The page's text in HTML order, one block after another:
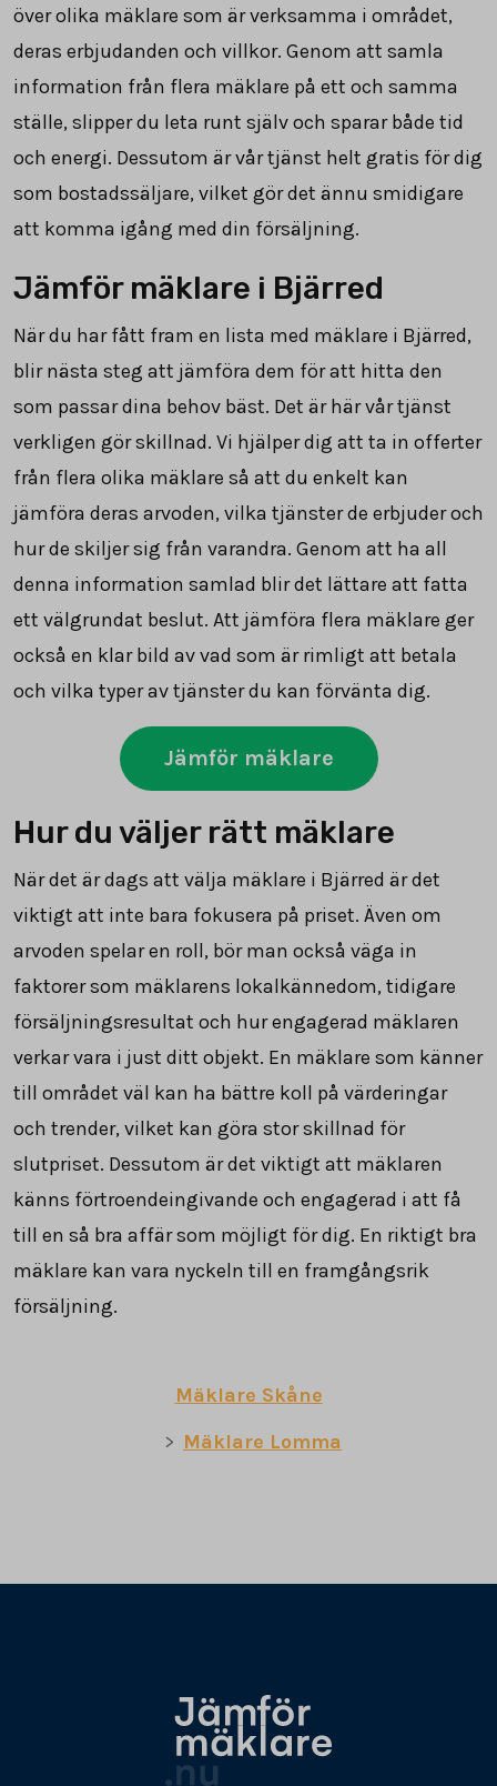
över olika mäklare som är verksamma i området,
deras erbjudanden och villkor. Genom att samla
information från flera mäklare på ett och samma
ställe, slipper du leta runt själv och sparar både tid
och energi. Dessutom är vår tjänst helt gratis för dig
som bostadssäljare, vilket gör det ännu smidigare
att komma igång med din försäljning.
Jämför mäklare i Bjärred
När du har fått fram en lista med mäklare i Bjärred,
blir nästa steg att jämföra dem för att hitta den
som passar dina behov bäst. Det är här vår tjänst
verkligen gör skillnad. Vi hjälper dig att ta in offerter
från flera olika mäklare så att du enkelt kan
jämföra deras arvoden, vilka tjänster de erbjuder och
hur de skiljer sig från varandra. Genom att ha all
denna information samlad blir det lättare att fatta
ett välgrundat beslut. Att jämföra flera mäklare ger
också en klar bild av vad som är rimligt att betala
och vilka typer av tjänster du kan förvänta dig.
Jämför mäklare
Hur du väljer rätt mäklare
När det är dags att välja mäklare i Bjärred är det
viktigt att inte bara fokusera på priset. Även om
arvoden spelar en roll, bör man också väga in
faktorer som mäklarens lokalkännedom, tidigare
försäljningsresultat och hur engagerad mäklaren
verkar vara i just ditt objekt. En mäklare som känner
till området väl kan ha bättre koll på värderingar
och trender, vilket kan göra stor skillnad för
slutpriset. Dessutom är det viktigt att mäklaren
känns förtroendeingivande och engagerad i att få
till en så bra affär som möjligt för dig. En riktigt bra
mäklare kan vara nyckeln till en framgångsrik
försäljning.
Mäklare Skåne
Mäklare Lomma